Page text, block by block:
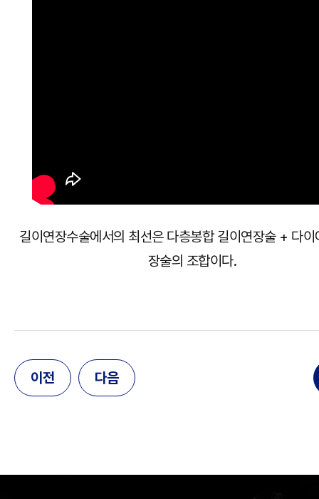
길이연장수술에서의 최선은 다층봉합 길이연장술 + 다이
장술의 조합이다.
이전 다음